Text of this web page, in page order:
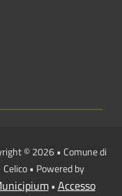
© 2026 • Comune di
Celico • Powered by
• Accesso